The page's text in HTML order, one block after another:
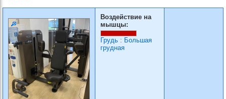
Воздействие на
мышцы:
Грудь : Большая
грудная